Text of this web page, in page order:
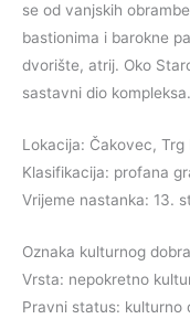
se od vanjskih
bastionima i barokne
dvorište, atrij. Oko
sastavni dio kompleksa.
Lokacija: Čakovec, Trg
Klasifikacija: profana
Vrijeme nastanka: 13.
Oznaka kulturnog
Vrsta: nepokretno
Pravni status: kulturno